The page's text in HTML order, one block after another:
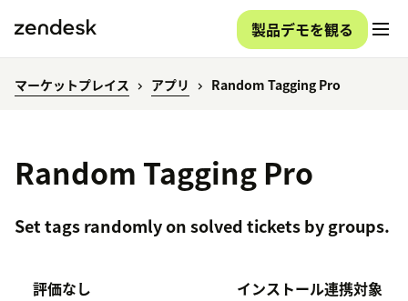
製品デモを観る
マーケットプレイス アプリ Random Tagging Pro
Random Tagging Pro
Set tags randomly on solved tickets by groups.
評価なし
インストール連携対象